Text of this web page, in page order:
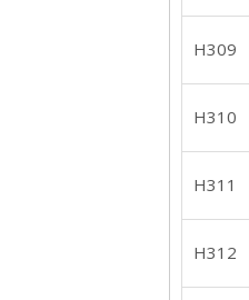
H309
H310
H311
H312